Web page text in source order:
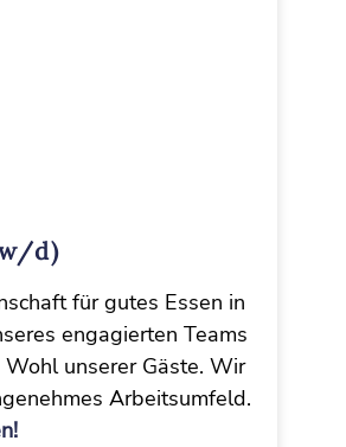
d)
für gutes Essen in
engagierten Teams
unserer Gäste. Wir
Arbeitsumfeld.